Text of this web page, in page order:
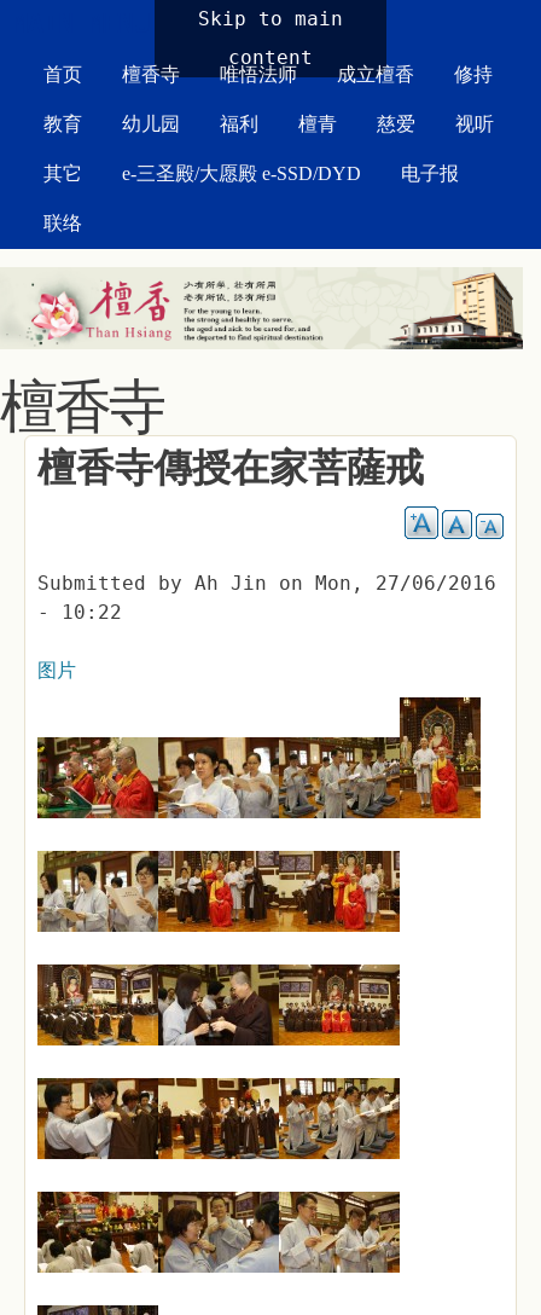
Skip to main
content
首页 檀香寺 唯悟法师 成立檀香 修持
教育 幼儿园 福利 檀青 慈爱 视听
其它 e-三圣殿/大愿殿 e-SSD/DYD 电子报
联络
檀香寺
檀香寺傳授在家菩薩戒
Submitted by Ah Jin on Mon, 27/06/2016
- 10:22
图片